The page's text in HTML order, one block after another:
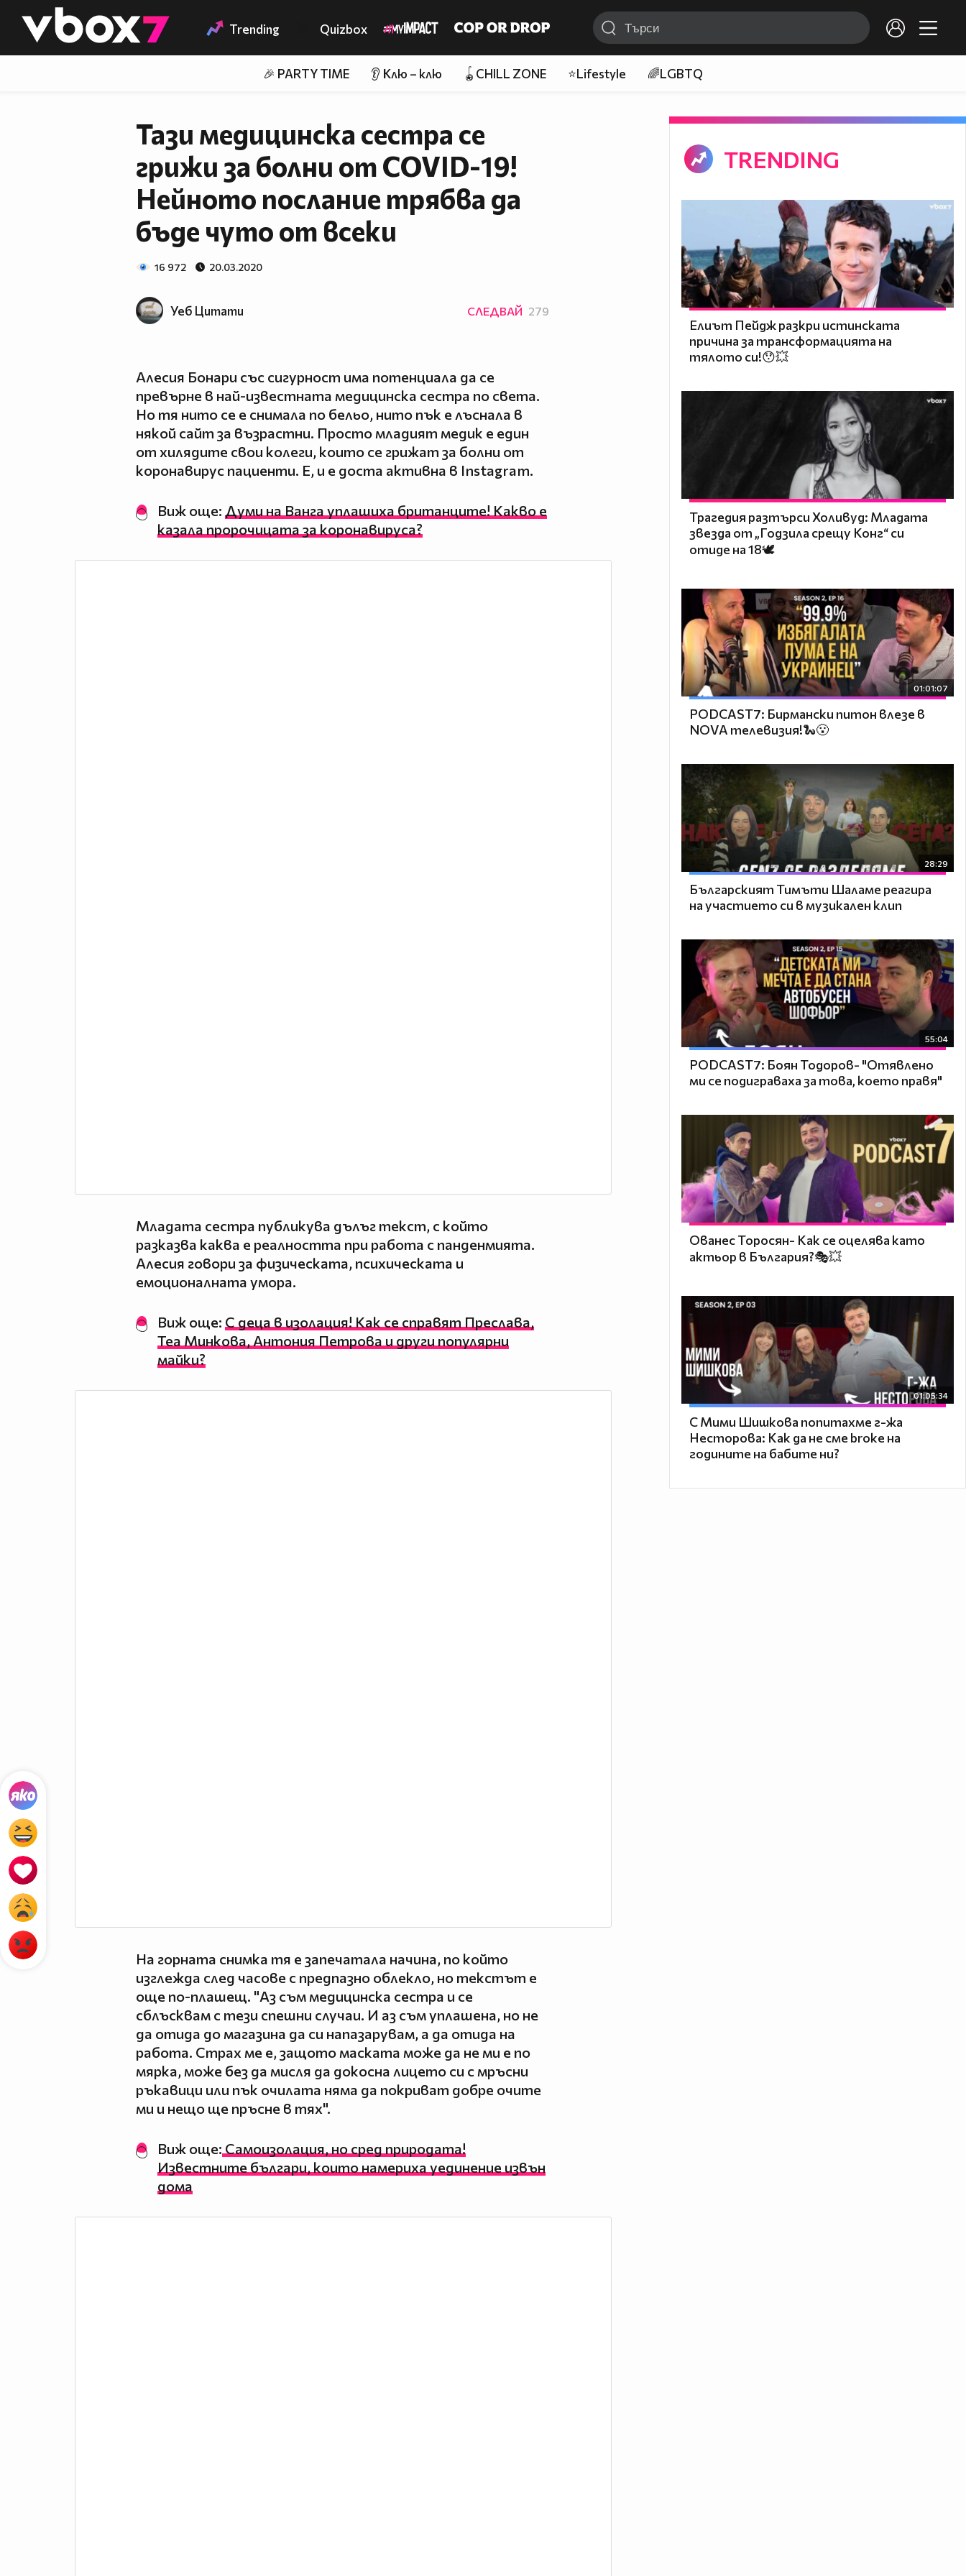
👾 Trending Quizbox
🎉 PARTY TIME 👂 Клю – клю 🪀CHILL ZONE ⭐Lifestyle 🌈LGBTQ
Тази медицинска сестра се
грижи за болни от COVID-19!
Нейното послание трябва да
бъде чуто от всеки
16 972 20.03.2020
Уеб Цитати СЛЕДВАЙ 279
Алесия Бонари със сигурност има потенциала да се
превърне в най-известната медицинска сестра по света.
Но тя нито се е снимала по бельо, нито пък е лъснала в
някой сайт за възрастни. Просто младият медик е един
от хилядите свои колеги, които се грижат за болни от
коронавирус пациенти. Е, и е доста активна в Instagram.
Виж още: Думи на Ванга уплашиха британците! Какво е
казала пророчицата за коронавируса?
Младата сестра публикува дълъг текст, с който
разказва каква е реалността при работа с панденмията.
Алесия говори за физическата, психическата и
емоционалната умора.
Виж още: С деца в изолация! Как се справят Преслава,
Теа Минкова, Антония Петрова и други популярни
майки?
На горната снимка тя е запечатала начина, по който
изглежда след часове с предпазно облекло, но текстът е
още по-плашещ. "Аз съм медицинска сестра и се
сблъсквам с тези спешни случаи. И аз съм уплашена, но не
да отида до магазина да си напазарувам, а да отида на
работа. Страх ме е, защото маската може да не ми е по
мярка, може без да мисля да докосна лицето си с мръсни
ръкавици или пък очилата няма да покриват добре очите
ми и нещо ще пръсне в тях".
Виж още: Самоизолация, но сред природата!
Известните българи, които намериха уединение извън
дома
TRENDING
Елиът Пейдж разкри истинската
причина за трансформацията на
тялото си!😯💥
Трагедия разтърси Холивуд: Младата
звезда от „Годзила срещу Конг“ си
отиде на 18🕊️
01:01:07
PODCAST7: Бирмански питон влезе в
NOVA телевизия!🐍😮
28:29
Българският Тимъти Шаламе реагира
на участието си в музикален клип
55:04
PODCAST7: ‪Боян Тодоров- "Отявлено
ми се подиграваха за това, което правя"
Ованес Торосян- Как се оцелява като
актьор в България?🎭💥
01:05:34
С Мими Шишкова попитахме г-жа
Несторова: Как да не сме broke на
годините на бабите ни?